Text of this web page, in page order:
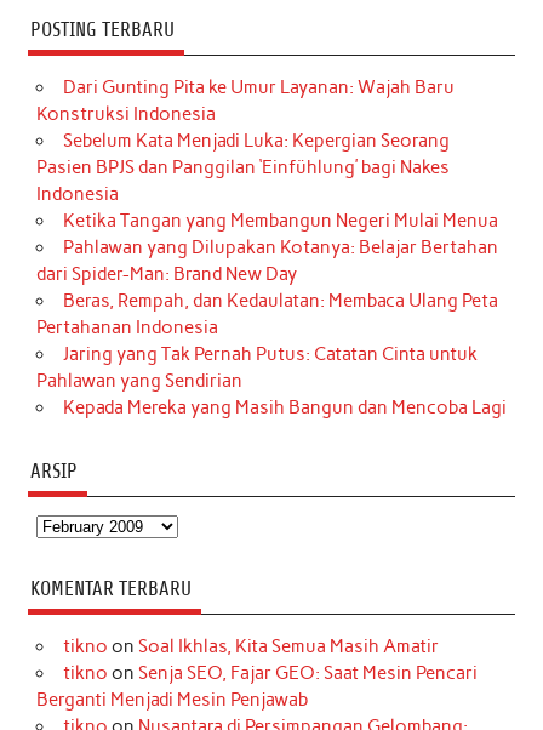
POSTING TERBARU
Dari Gunting Pita ke Umur Layanan: Wajah Baru
Konstruksi Indonesia
Sebelum Kata Menjadi Luka: Kepergian Seorang
Pasien BPJS dan Panggilan ‘Einfühlung’ bagi Nakes
Indonesia
Ketika Tangan yang Membangun Negeri Mulai Menua
Pahlawan yang Dilupakan Kotanya: Belajar Bertahan
dari Spider-Man: Brand New Day
Beras, Rempah, dan Kedaulatan: Membaca Ulang Peta
Pertahanan Indonesia
Jaring yang Tak Pernah Putus: Catatan Cinta untuk
Pahlawan yang Sendirian
Kepada Mereka yang Masih Bangun dan Mencoba Lagi
ARSIP
Arsip
KOMENTAR TERBARU
tikno on Soal Ikhlas, Kita Semua Masih Amatir
tikno on Senja SEO, Fajar GEO: Saat Mesin Pencari
Berganti Menjadi Mesin Penjawab